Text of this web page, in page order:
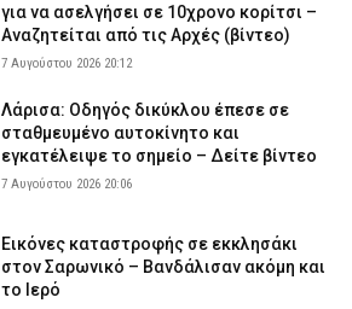
για να ασελγήσει σε 10χρονο κορίτσι –
Αναζητείται από τις Αρχές (βίντεο)
7 Αυγούστου 2026 20:12
Λάρισα: Οδηγός δικύκλου έπεσε σε
σταθμευμένο αυτοκίνητο και
εγκατέλειψε το σημείο – Δείτε βίντεο
7 Αυγούστου 2026 20:06
Εικόνες καταστροφής σε εκκλησάκι
στον Σαρωνικό – Βανδάλισαν ακόμη και
το Ιερό